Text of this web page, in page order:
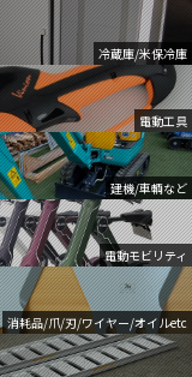
冷蔵庫/米保冷庫
電動工具
建機/車輌など
電動モビリティ
消耗品/爪/刃/ワイヤー/オイルetc